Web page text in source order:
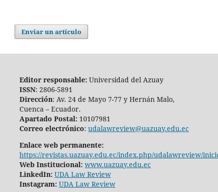
Enviar un artículo
Editor responsable:Universidad del Azuay
ISSN: 2806-5891
Dirección: Av. 24 de Mayo 7-77 y Hernán Malo,
Cuenca – Ecuador.
Apartado Postal:10107981
Correo electrónico: udalawreview@uazuay.edu.ec
Enlace web permanente:
https://revistas.uazuay.edu.ec/index.php/udalawreview/
Web Institucional: www.uazuay.edu.ec
LinkedIn: UDA Law Review
Instagram: UDA Law Review